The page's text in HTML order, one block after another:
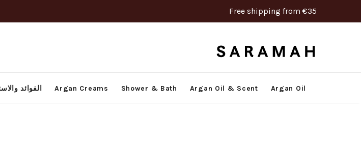
Free shipping from €35
Argan Oil
Argan Oil & Scent
Shower & Bath
Argan Creams الفوائد